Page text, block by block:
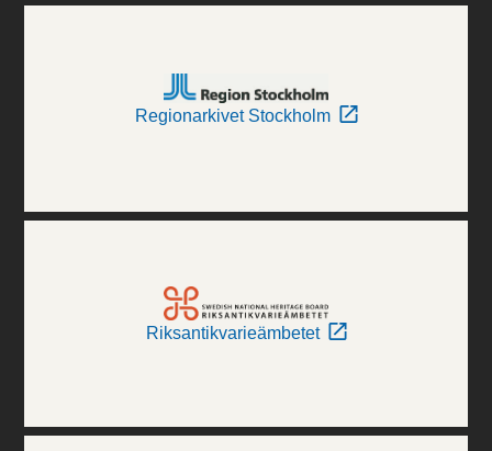
Regionarkivet Stockholm
Riksantikvarieämbetet